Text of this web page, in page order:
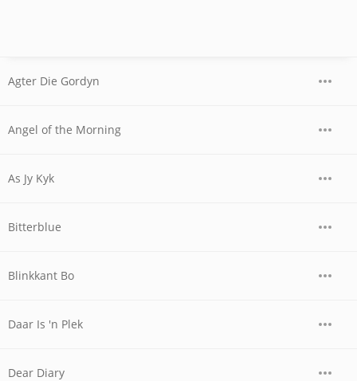
Agter Die Gordyn
Angel of the Morning
As Jy Kyk
Bitterblue
Blinkkant Bo
Daar Is 'n Plek
Dear Diary